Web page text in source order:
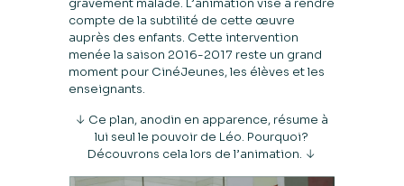
gravement malade. L’animation vise à rendre
compte de la subtilité de cette œuvre
auprès des enfants. Cette intervention
menée la saison 2016-2017 reste un grand
moment pour CinéJeunes, les élèves et les
enseignants.
↓ Ce plan, anodin en apparence, résume à
lui seul le pouvoir de Léo. Pourquoi?
Découvrons cela lors de l’animation. ↓